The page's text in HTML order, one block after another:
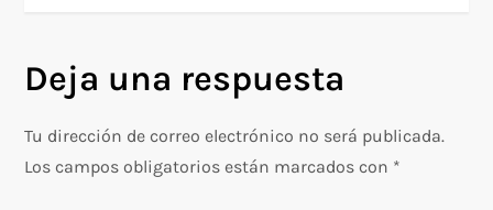
e
g
a
Deja una respuesta
Tu dirección de correo electrónico no será publicada.
Los campos obligatorios están marcados con *